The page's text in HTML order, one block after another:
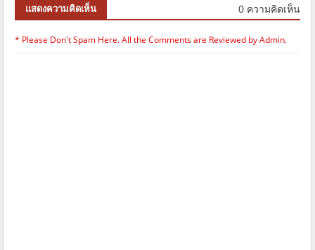
แสดงความคิดเห็น 0 ความคิดเห็น
* Please Don't Spam Here. All the Comments are Reviewed by Admin.